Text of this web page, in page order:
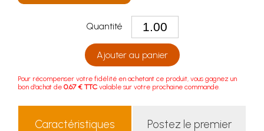
Quantité
Ajouter au panier
Pour récompenser votre fidélité en achetant ce produit, vous gagnez un
bon d'achat de 0.67 € TTC valable sur votre prochaine commande.
Caractéristiques
Postez le premier